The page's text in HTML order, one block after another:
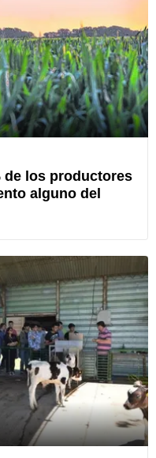
de los productores
alguno del